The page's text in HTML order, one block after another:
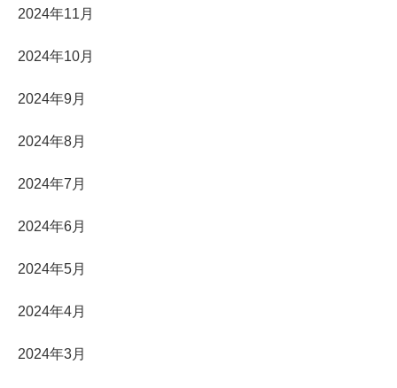
2024年11月
2024年10月
2024年9月
2024年8月
2024年7月
2024年6月
2024年5月
2024年4月
2024年3月